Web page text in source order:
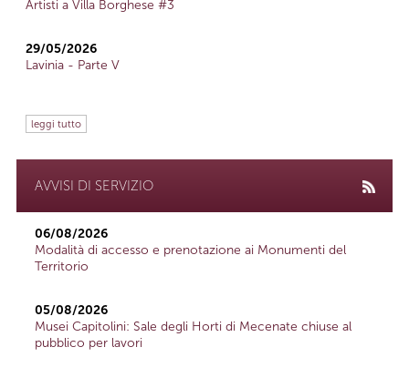
Artisti a Villa Borghese #3
29/05/2026
Lavinia - Parte V
leggi tutto
AVVISI DI SERVIZIO
06/08/2026
Modalità di accesso e prenotazione ai Monumenti del
Territorio
05/08/2026
Musei Capitolini: Sale degli Horti di Mecenate chiuse al
pubblico per lavori